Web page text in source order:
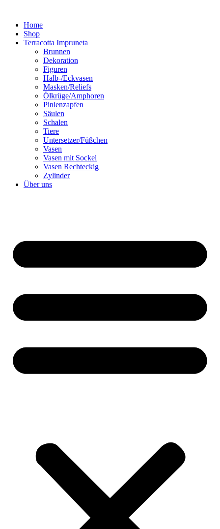
springenHome
Shop
Terracotta Impruneta
Brunnen
Dekoration
Figuren
Halb-/Eckvasen
Masken/Reliefs
Ölkrüge/Amphoren
Pinienzapfen
Säulen
Schalen
Tiere
Untersetzer/Füßchen
Vasen
Vasen mit Sockel
Vasen Rechteckig
Zylinder
Über uns